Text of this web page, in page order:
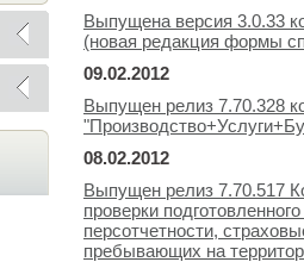
Выпущена версия 3.0.33
(новая редакция формы
09.02.2012
Выпущен релиз 7.70.328
08.02.2012
Выпущен релиз 7.70.517
проверки
персотчетности,
пребывающих на